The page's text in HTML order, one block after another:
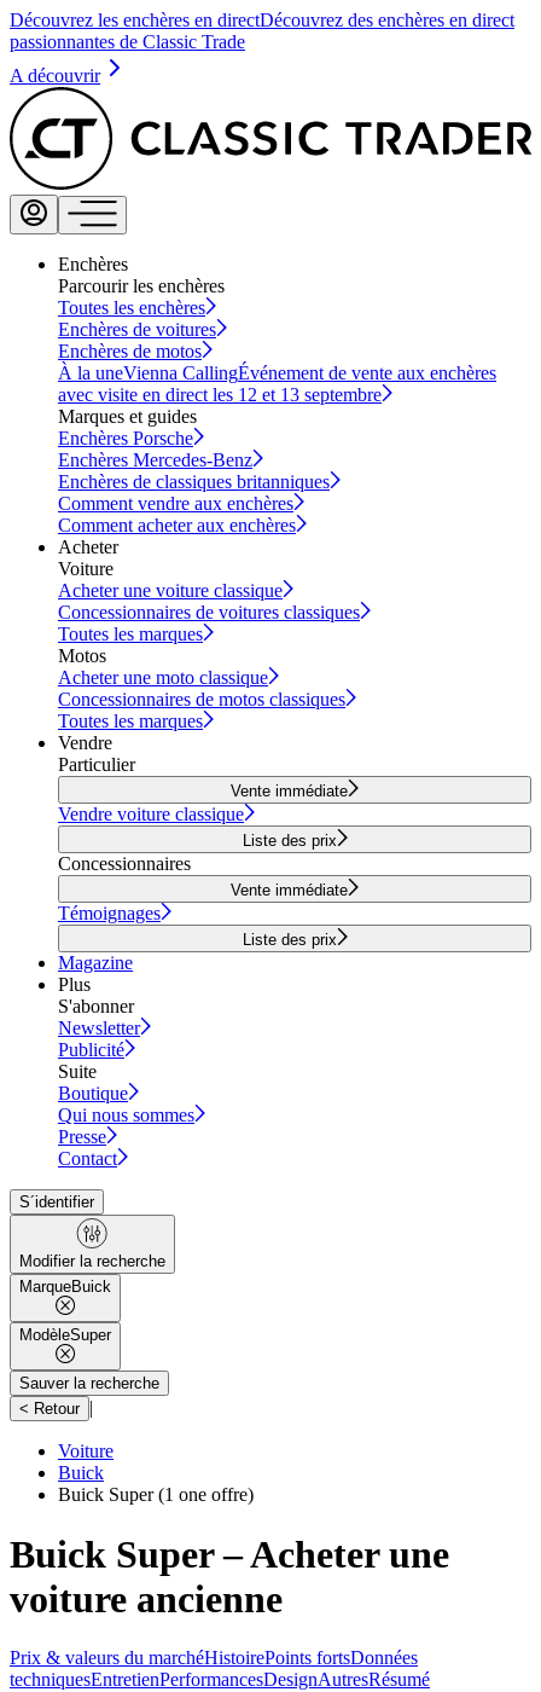
Découvrez les enchères en directDécouvrez des enchères en direct
passionnantes de Classic Trade
A découvrir
Enchères
Parcourir les enchères
Toutes les enchères
Enchères de voitures
Enchères de motos
À la uneVienna CallingÉvénement de vente aux enchères
avec visite en direct les 12 et 13 septembre
Marques et guides
Enchères Porsche
Enchères Mercedes-Benz
Enchères de classiques britanniques
Comment vendre aux enchères
Comment acheter aux enchères
Acheter
Voiture
Acheter une voiture classique
Concessionnaires de voitures classiques
Toutes les marques
Motos
Acheter une moto classique
Concessionnaires de motos classiques
Toutes les marques
Vendre
Particulier
Vente immédiate
Vendre voiture classique
Liste des prix
Concessionnaires
Vente immédiate
Témoignages
Liste des prix
Magazine
Plus
S'abonner
Newsletter
Publicité
Suite
Boutique
Qui nous sommes
Presse
Contact
S´identifier
Modifier la recherche
MarqueBuick
ModèleSuper
Sauver la recherche
< Retour |
Voiture
Buick
Buick Super(1 one offre)
Buick Super – Acheter une
voiture ancienne
Prix & valeurs du marchéHistoirePoints fortsDonnées
techniquesEntretienPerformancesDesignAutresRésumé